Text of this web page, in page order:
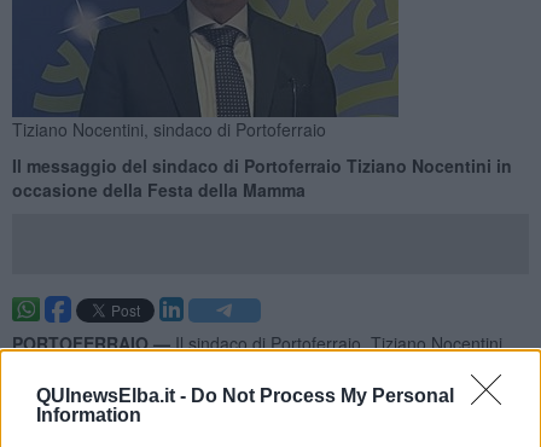
QUInewsElba.it - Do Not Process My Personal
Information
Tiziano Nocentini, sindaco di Portoferraio
Il messaggio del sindaco di Portoferraio Tiziano Nocentini in
occasione della Festa della Mamma
PORTOFERRAIO —Il sindaco di Portoferraio, Tiziano Nocentini,
Qui di seguito il suo messaggio: